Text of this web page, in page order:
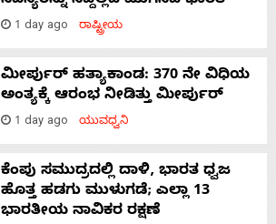
1 day ago ರಾಷ್ಟ್ರೀಯ
ಮೀರ್ಪುರ್ ಹತ್ಯಾಕಾಂಡ: 370 ನೇ ವಿಧಿಯ
ಅಂತ್ಯಕ್ಕೆ ಆರಂಭ ನೀಡಿತ್ತು ಮೀರ್ಪುರ್
1 day ago ಯುವಧ್ವನಿ
ಕೆಂಪು ಸಮುದ್ರದಲ್ಲಿ ದಾಳಿ, ಭಾರತ ಧ್ವಜ
ಹೊತ್ತ ಹಡಗು ಮುಳುಗಡೆ; ಎಲ್ಲಾ 13
ಭಾರತೀಯ ನಾವಿಕರ ರಕ್ಷಣೆ